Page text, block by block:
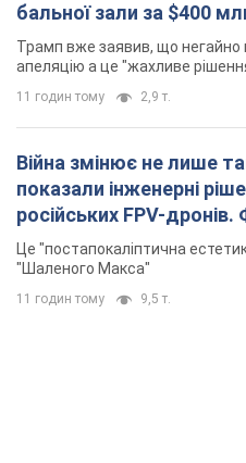
бальної зали за $400
Трамп вже заявив, що негайно
апеляцію а це "жахливе
11 годин тому 2,9 т.
Війна змінює не лише
показали інженерні
російських FPV-
Це "постапокаліптична
"Шаленого Макса"
11 годин тому 9,5 т.